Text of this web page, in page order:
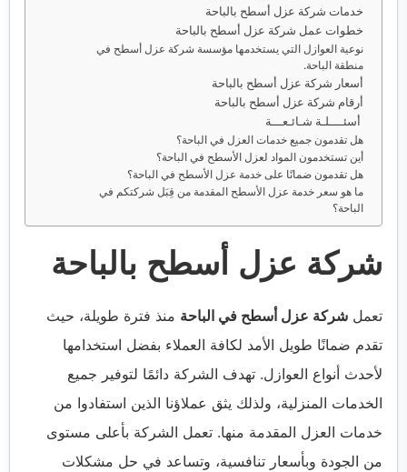
خدمات شركة عزل أسطح بالباحة
خطوات عمل شركة عزل أسطح بالباحة
نوعية العوازل التي يستخدمها مؤسسة شركة عزل أسطح في
منطقة الباحة.
أسعار شركة عزل أسطح بالباحة
أرقام شركة عزل أسطح بالباحة
أسئــــلـة شـائـعـــة
هل تقدمون جميع خدمات العزل في الباحة؟
أين تستخدمون المواد لعزل الأسطح في الباحة؟
هل تقدمون ضمانًا على خدمة عزل الأسطح في الباحة؟
ما هو سعر خدمة عزل الأسطح المقدمة من قِبَل شركتكم في
الباحة؟
شركة عزل أسطح بالباحة
تعمل شركة عزل أسطح في الباحة منذ فترة طويلة، حيث
تقدم ضمانًا طويل الأمد لكافة العملاء بفضل استخدامها
لأحدث أنواع العوازل. تهدف الشركة دائمًا لتوفير جميع
الخدمات المنزلية، ولذلك يثق عملاؤنا الذين استفادوا من
خدمات العزل المقدمة منها. تعمل الشركة بأعلى مستوى
من الجودة وبأسعار تنافسية، وتساعد في حل مشكلات